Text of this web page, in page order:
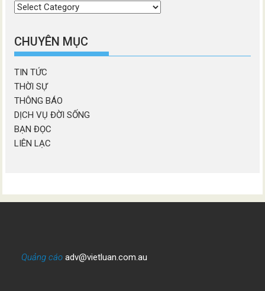
Chọn
mục
CHUYÊN MỤC
TIN TỨC
THỜI SỰ
THÔNG BÁO
DỊCH VỤ ĐỜI SỐNG
BẠN ĐỌC
LIÊN LẠC
Quảng cáo adv@vietluan.com.au